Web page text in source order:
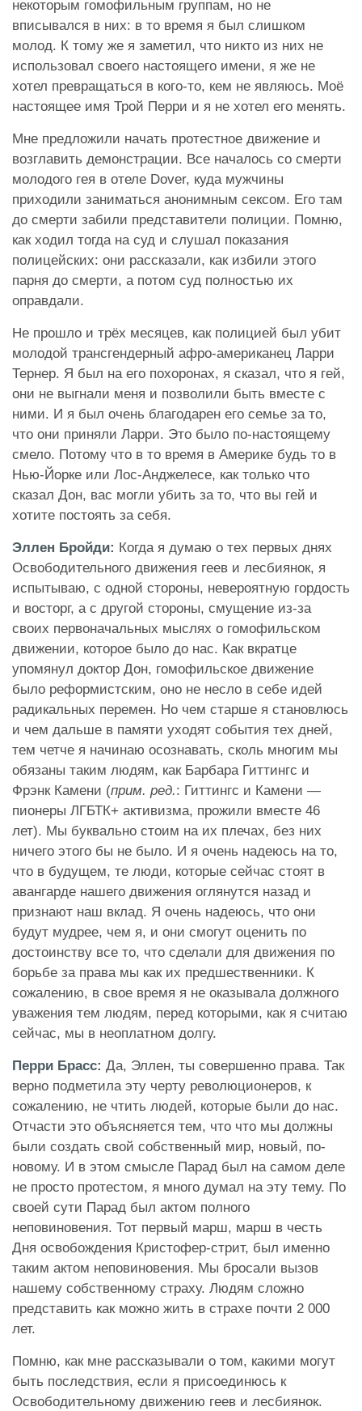
некоторым гомофильным группам, но не
вписывался в них: в то время я был слишком
молод. К тому же я заметил, что никто из них не
использовал своего настоящего имени, я же не
хотел превращаться в кого-то, кем не являюсь. Моё
настоящее имя Трой Перри и я не хотел его менять.
Мне предложили начать протестное движение и
возглавить демонстрации. Все началось со смерти
молодого гея в отеле Dover, куда мужчины
приходили заниматься анонимным сексом. Его там
до смерти забили представители полиции. Помню,
как ходил тогда на суд и слушал показания
полицейских: они рассказали, как избили этого
парня до смерти, а потом суд полностью их
оправдали.
Не прошло и трёх месяцев, как полицией был убит
молодой трансгендерный афро-американец Ларри
Тернер. Я был на его похоронах, я сказал, что я гей,
они не выгнали меня и позволили быть вместе с
ними. И я был очень благодарен его семье за то,
что они приняли Ларри. Это было по-настоящему
смело. Потому что в то время в Америке будь то в
Нью-Йорке или Лос-Анджелесе, как только что
сказал Дон, вас могли убить за то, что вы гей и
хотите постоять за себя.
Эллен Бройди: Когда я думаю о тех первых днях
Освободительного движения геев и лесбиянок, я
испытываю, с одной стороны, невероятную гордость
и восторг, а с другой стороны, смущение из-за
своих первоначальных мыслях о гомофильском
движении, которое было до нас. Как вкратце
упомянул доктор Дон, гомофильское движение
было реформистским, оно не несло в себе идей
радикальных перемен. Но чем старше я становлюсь
и чем дальше в памяти уходят события тех дней,
тем четче я начинаю осознавать, сколь многим мы
обязаны таким людям, как Барбара Гиттингс и
Фрэнк Камени (прим. ред.: Гиттингс и Камени —
пионеры ЛГБТК+ активизма, прожили вместе 46
лет). Мы буквально стоим на их плечах, без них
ничего этого бы не было. И я очень надеюсь на то,
что в будущем, те люди, которые сейчас стоят в
авангарде нашего движения оглянутся назад и
признают наш вклад. Я очень надеюсь, что они
будут мудрее, чем я, и они смогут оценить по
достоинству все то, что сделали для движения по
борьбе за права мы как их предшественники. К
сожалению, в свое время я не оказывала должного
уважения тем людям, перед которыми, как я считаю
сейчас, мы в неоплатном долгу.
Перри Брасс: Да, Эллен, ты совершенно права. Так
верно подметила эту черту революционеров, к
сожалению, не чтить людей, которые были до нас.
Отчасти это объясняется тем, что что мы должны
были создать свой собственный мир, новый, по-
новому. И в этом смысле Парад был на самом деле
не просто протестом, я много думал на эту тему. По
своей сути Парад был актом полного
неповиновения. Тот первый марш, марш в честь
Дня освобождения Кристофер-стрит, был именно
таким актом неповиновения. Мы бросали вызов
нашему собственному страху. Людям сложно
представить как можно жить в страхе почти 2 000
лет.
Помню, как мне рассказывали о том, какими могут
быть последствия, если я присоединюсь к
Освободительному движению геев и лесбиянок.